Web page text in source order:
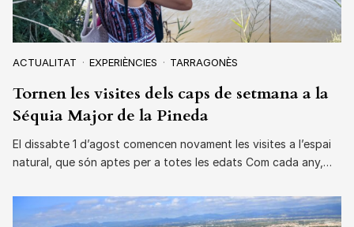
ACTUALITAT EXPERIÈNCIES TARRAGONÈS
Tornen les visites dels caps de setmana a la
Séquia Major de la Pineda
El dissabte 1 d’agost comencen novament les visites a l’espai
natural, que són aptes per a totes les edats Com cada any,…